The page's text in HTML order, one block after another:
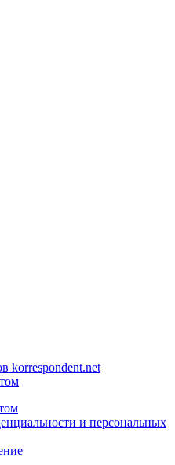
korrespondent.net
и персональных